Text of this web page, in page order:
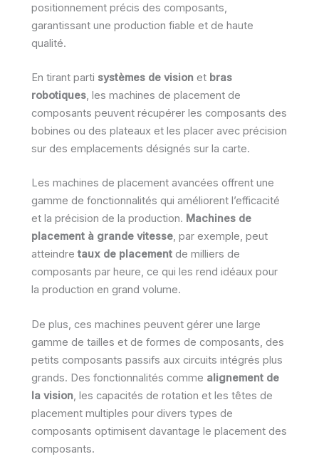
positionnement précis des composants,
garantissant une production fiable et de haute
qualité.
En tirant parti systèmes de vision et bras
robotiques, les machines de placement de
composants peuvent récupérer les composants des
bobines ou des plateaux et les placer avec précision
sur des emplacements désignés sur la carte.
Les machines de placement avancées offrent une
gamme de fonctionnalités qui améliorent l’efficacité
et la précision de la production. Machines de
placement à grande vitesse, par exemple, peut
atteindre taux de placement de milliers de
composants par heure, ce qui les rend idéaux pour
la production en grand volume.
De plus, ces machines peuvent gérer une large
gamme de tailles et de formes de composants, des
petits composants passifs aux circuits intégrés plus
grands. Des fonctionnalités comme alignement de
la vision , les capacités de rotation et les têtes de
placement multiples pour divers types de
composants optimisent davantage le placement des
composants.